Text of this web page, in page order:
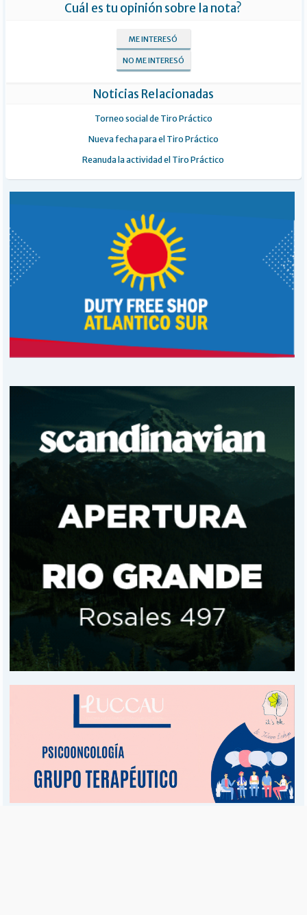
Cuál es tu opinión sobre la nota?
ME INTERESÓ
NO ME INTERESÓ
Noticias Relacionadas
Torneo social de Tiro Práctico
Nueva fecha para el Tiro Práctico
Reanuda la actividad el Tiro Práctico